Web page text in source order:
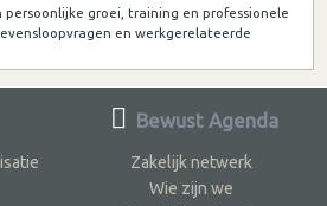
persoonlijke groei, training en professionele
en werkgerelateerde
Bewust Agenda
Zakelijk netwerk
Wie zijn we